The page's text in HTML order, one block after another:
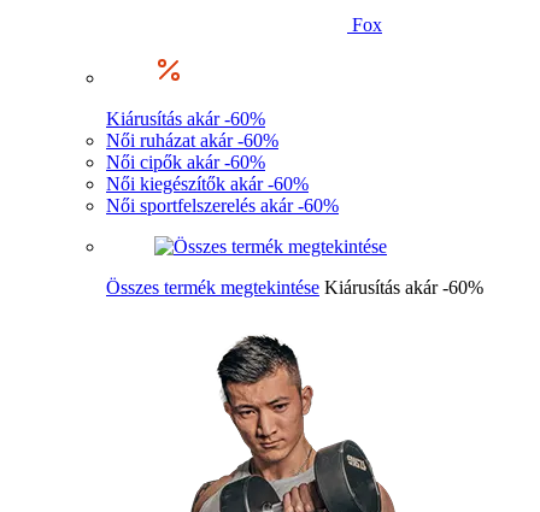
Fox
Kiárusítás akár -60%
Női ruházat akár -60%
Női cipők akár -60%
Női kiegészítők akár -60%
Női sportfelszerelés akár -60%
Összes termék megtekintése Kiárusítás akár -60%